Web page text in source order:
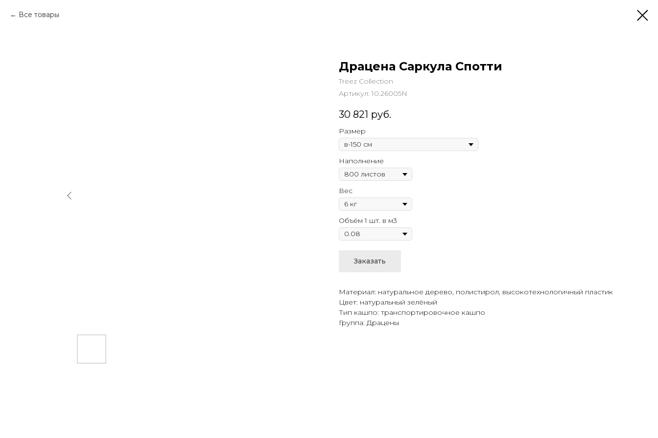
Все товары
Драцена Саркула Спотти
Treez Collection
Артикул: 10.26005N
30 821 руб.
Размер
Наполнение
Вес
Объём 1 шт. в м3
Заказать
Материал: натуральное дерево, полистирол, высокотехнологичный пластик
Цвет: натуральный зелёный
Тип кашпо: транспортировочное кашпо
Группа: Драцены